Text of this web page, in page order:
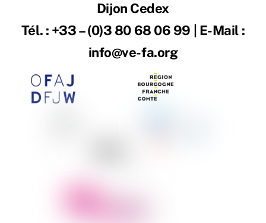
Dijon Cedex
Tél. : +33 – (0)3 80 68 06 99 | E-Mail :
info@ve-fa.org